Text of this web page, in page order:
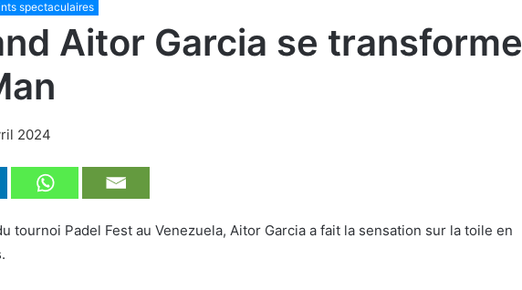
spectaculaires
Aitor Garcia se transforme
2024
tournoi Padel Fest au Venezuela, Aitor Garcia a fait la sensation sur la toile en